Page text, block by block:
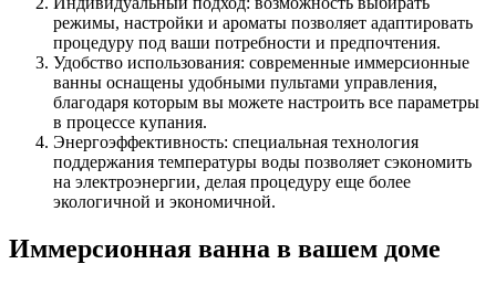
режимы, настройки и ароматы позволяет адаптировать
процедуру под ваши потребности и предпочтения.
Удобство использования: современные иммерсионные
ванны оснащены удобными пультами управления,
благодаря которым вы можете настроить все параметры
в процессе купания.
Энергоэффективность: специальная технология
поддержания температуры воды позволяет сэкономить
на электроэнергии, делая процедуру еще более
экологичной и экономичной.
Иммерсионная ванна в вашем доме